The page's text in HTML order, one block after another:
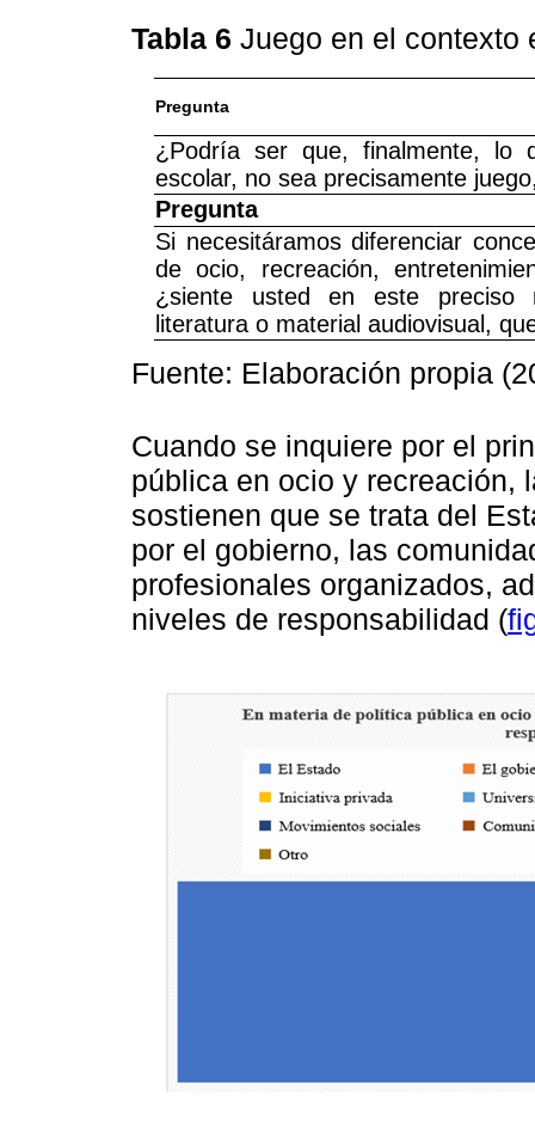
Tabla 6 Juego en el contexto
Pregunta
¿Podría ser que, finalmente, lo
escolar, no sea precisamente
Pregunta
Si necesitáramos diferenciar
de ocio, recreación,
¿siente usted en este preciso
literatura o material audiovisual,
Fuente: Elaboración propia
Cuando se inquiere por el
pública en ocio y recreación,
sostienen que se trata del
por el gobierno, las
profesionales organizados,
niveles de responsabilidad (